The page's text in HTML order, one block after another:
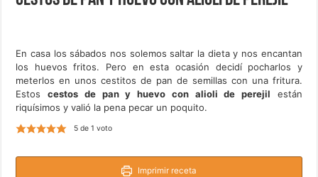
En casa los sábados nos solemos saltar la dieta y nos encantan
los huevos fritos. Pero en esta ocasión decidí pocharlos y
meterlos en unos cestitos de pan de semillas con una fritura.
Estos cestos de pan y huevo con alioli de perejil están
riquísimos y valió la pena pecar un poquito.
5de 1 voto
Imprimir receta